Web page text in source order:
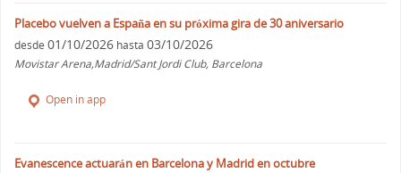
Placebo vuelven a España en su próxima gira de 30 aniversario
desde 01/10/2026 hasta 03/10/2026
Movistar Arena,Madrid/Sant Jordi Club, Barcelona
Open in app
Evanescence actuarán en Barcelona y Madrid en octubre